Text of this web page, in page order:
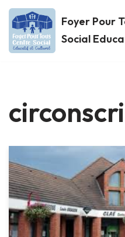
Aller
au
Foyer Pour
Social